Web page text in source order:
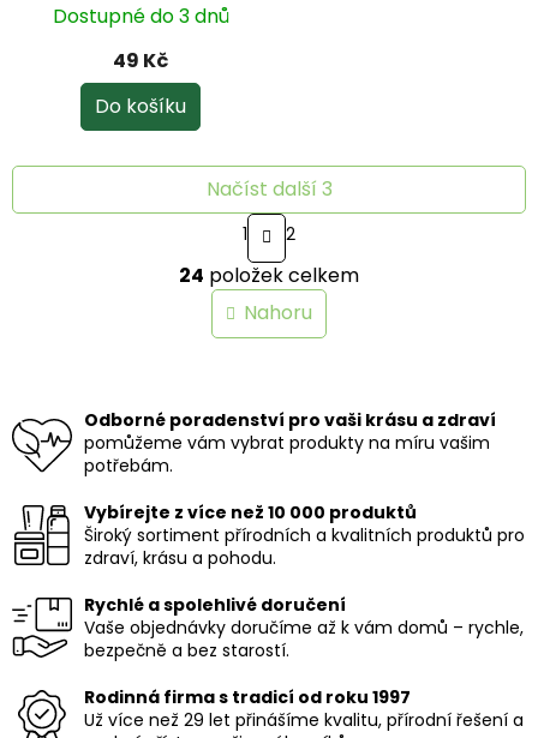
Dostupné do 3 dnů
49 Kč
Do košíku
O
v
l
á
í
p
k
y
v
p
i
s
Načíst další 3
S
t
r
á
n
k
o
í
1 2
24 položek celkem
Nahoru
Odborné poradenství pro vaši krásu a zdraví
pomůžeme vám vybrat produkty na míru vašim
potřebám.
Vybírejte z více než 10 000 produktů
Široký sortiment přírodních a kvalitních produktů pro
zdraví, krásu a pohodu.
Rychlé a spolehlivé doručení
Vaše objednávky doručíme až k vám domů – rychle,
bezpečně a bez starostí.
Rodinná firma s tradicí od roku 1997
Už více než 29 let přinášíme kvalitu, přírodní řešení a